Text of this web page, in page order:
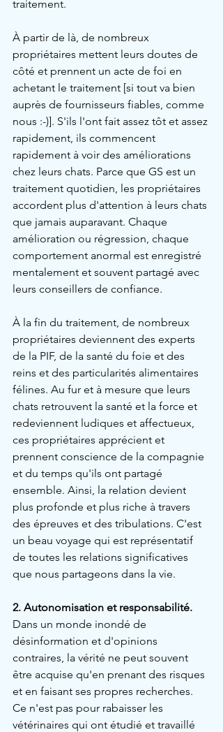
traitement.
À partir de là, de nombreux
propriétaires mettent leurs doutes de
côté et prennent un acte de foi en
achetant le traitement [si tout va bien
auprès de fournisseurs fiables, comme
nous :-)]. S'ils l'ont fait assez tôt et assez
rapidement, ils commencent
rapidement à voir des améliorations
chez leurs chats. Parce que GS est un
traitement quotidien, les propriétaires
accordent plus d'attention à leurs chats
que jamais auparavant. Chaque
amélioration ou régression, chaque
comportement anormal est enregistré
mentalement et souvent partagé avec
leurs conseillers de confiance.
À la fin du traitement, de nombreux
propriétaires deviennent des experts
de la PIF, de la santé du foie et des
reins et des particularités alimentaires
félines. Au fur et à mesure que leurs
chats retrouvent la santé et la force et
redeviennent ludiques et affectueux,
ces propriétaires apprécient et
prennent conscience de la compagnie
et du temps qu'ils ont partagé
ensemble. Ainsi, la relation devient
plus profonde et plus riche à travers
des épreuves et des tribulations. C'est
un beau voyage qui est représentatif
de toutes les relations significatives
que nous partageons dans la vie.
2. Autonomisation et responsabilité.
Dans un monde inondé de
désinformation et d'opinions
contraires, la vérité ne peut souvent
être acquise qu'en prenant des risques
et en faisant ses propres recherches.
Ce n'est pas pour rabaisser les
vétérinaires qui ont étudié et travaillé